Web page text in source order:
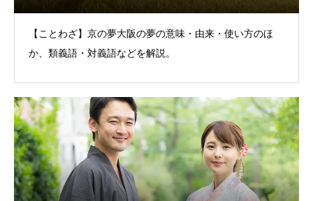
【ことわざ】京の夢大阪の夢の意味・由来・使い方のほ
か、類義語・対義語などを解説。